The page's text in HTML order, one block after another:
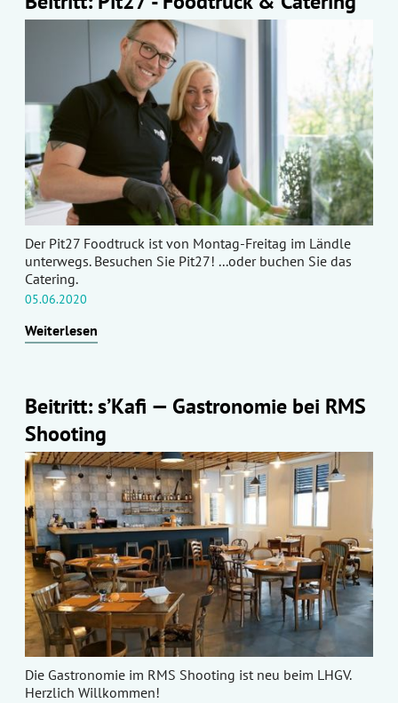
Der Pit27 Foodtruck ist von Montag-Freitag im Ländle
unterwegs. Besuchen Sie Pit27! ...oder buchen Sie das
Catering.
05.06.2020
Weiterlesen
Beitritt: s’Kafi — Gastronomie bei RMS
Shooting
Die Gastronomie im RMS Shooting ist neu beim LHGV.
Herzlich Willkommen!